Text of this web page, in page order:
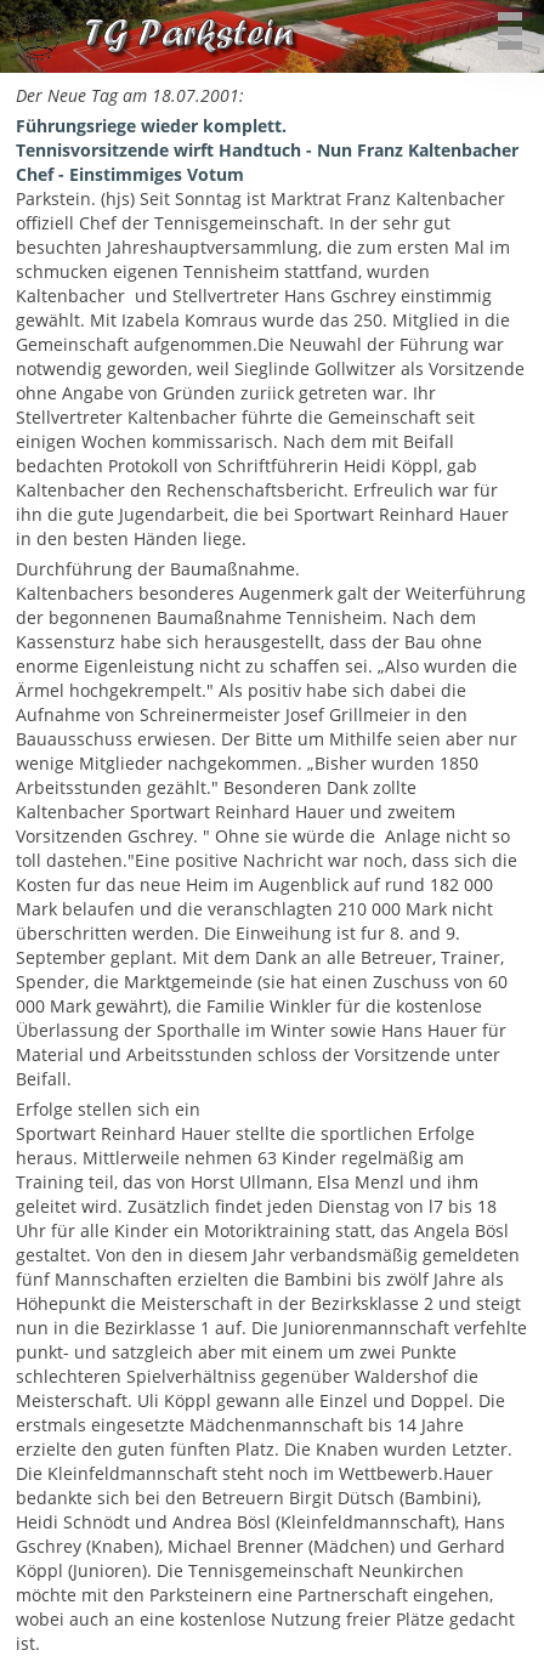
Der Neue Tag am 18.07.2001:
Führungsriege wieder komplett.
Tennisvorsitzende wirft Handtuch - Nun Franz Kaltenbacher
Chef - Einstimmiges Votum
Parkstein. (hjs) Seit Sonntag ist Marktrat Franz Kaltenbacher
offiziell Chef der Tennisgemeinschaft. In der sehr gut
besuchten Jahreshauptversammlung, die zum ersten Mal im
schmucken eigenen Tennisheim stattfand, wurden
Kaltenbacher und Stellvertreter Hans Gschrey einstimmig
gewählt. Mit Izabela Komraus wurde das 250. Mitglied in die
Gemeinschaft aufgenommen.Die Neuwahl der Führung war
notwendig geworden, weil Sieglinde Gollwitzer als Vorsitzende
ohne Angabe von Gründen zuriick getreten war. Ihr
Stellvertreter Kaltenbacher führte die Gemeinschaft seit
einigen Wochen kommissarisch. Nach dem mit Beifall
bedachten Protokoll von Schriftführerin Heidi Köppl, gab
Kaltenbacher den Rechenschaftsbericht. Erfreulich war für
ihn die gute Jugendarbeit, die bei Sportwart Reinhard Hauer
in den besten Händen liege.
Durchführung der Baumaßnahme.
Kaltenbachers besonderes Augenmerk galt der Weiterführung
der begonnenen Baumaßnahme Tennisheim. Nach dem
Kassensturz habe sich herausgestellt, dass der Bau ohne
enorme Eigenleistung nicht zu schaffen sei. „Also wurden die
Ärmel hochgekrempelt." Als positiv habe sich dabei die
Aufnahme von Schreinermeister Josef Grillmeier in den
Bauausschuss erwiesen. Der Bitte um Mithilfe seien aber nur
wenige Mitglieder nachgekommen. „Bisher wurden 1850
Arbeitsstunden gezählt." Besonderen Dank zollte
Kaltenbacher Sportwart Reinhard Hauer und zweitem
Vorsitzenden Gschrey. " Ohne sie würde die Anlage nicht so
toll dastehen."Eine positive Nachricht war noch, dass sich die
Kosten fur das neue Heim im Augenblick auf rund 182 000
Mark belaufen und die veranschlagten 210 000 Mark nicht
überschritten werden. Die Einweihung ist fur 8. and 9.
September geplant. Mit dem Dank an alle Betreuer, Trainer,
Spender, die Marktgemeinde (sie hat einen Zuschuss von 60
000 Mark gewährt), die Familie Winkler für die kostenlose
Überlassung der Sporthalle im Winter sowie Hans Hauer für
Material und Arbeitsstunden schloss der Vorsitzende unter
Beifall.
Erfolge stellen sich ein
Sportwart Reinhard Hauer stellte die sportlichen Erfolge
heraus. Mittlerweile nehmen 63 Kinder regelmäßig am
Training teil, das von Horst Ullmann, Elsa Menzl und ihm
geleitet wird. Zusätzlich findet jeden Dienstag von l7 bis 18
Uhr für alle Kinder ein Motoriktraining statt, das Angela Bösl
gestaltet. Von den in diesem Jahr verbandsmäßig gemeldeten
fünf Mannschaften erzielten die Bambini bis zwölf Jahre als
Höhepunkt die Meisterschaft in der Bezirksklasse 2 und steigt
nun in die Bezirklasse 1 auf. Die Juniorenmannschaft verfehlte
punkt- und satzgleich aber mit einem um zwei Punkte
schlechteren Spielverhältniss gegenüber Waldershof die
Meisterschaft. Uli Köppl gewann alle Einzel und Doppel. Die
erstmals eingesetzte Mädchenmannschaft bis 14 Jahre
erzielte den guten fünften Platz. Die Knaben wurden Letzter.
Die Kleinfeldmannschaft steht noch im Wettbewerb.Hauer
bedankte sich bei den Betreuern Birgit Dütsch (Bambini),
Heidi Schnödt und Andrea Bösl (Kleinfeldmannschaft), Hans
Gschrey (Knaben), Michael Brenner (Mädchen) und Gerhard
Köppl (Junioren). Die Tennisgemeinschaft Neunkirchen
möchte mit den Parksteinern eine Partnerschaft eingehen,
wobei auch an eine kostenlose Nutzung freier Plätze gedacht
ist.